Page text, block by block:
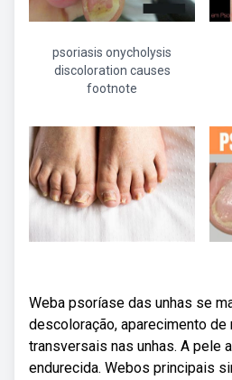
psoriasis onycholysis
discoloration causes
footnote
Weba psoríase das unhas se
descoloração, aparecimento de
transversais nas unhas. A pele
endurecida. Webos principais